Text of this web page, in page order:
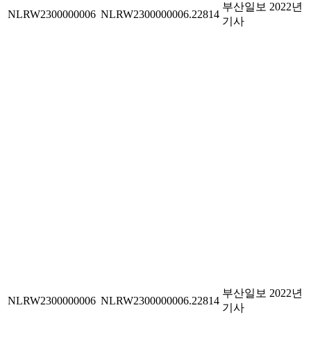
NLRW2300000006 NLRW2300000006.22814
부산일보 2022년
기사
NLRW2300000006 NLRW2300000006.22814
부산일보 2022년
기사